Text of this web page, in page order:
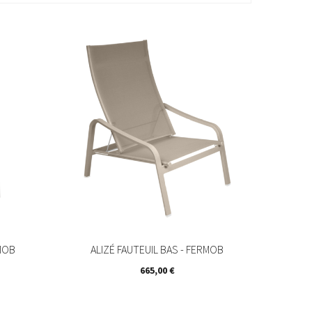
ALIZÉ FAUTEUIL BAS - FERMOB
Prix
665,00 €